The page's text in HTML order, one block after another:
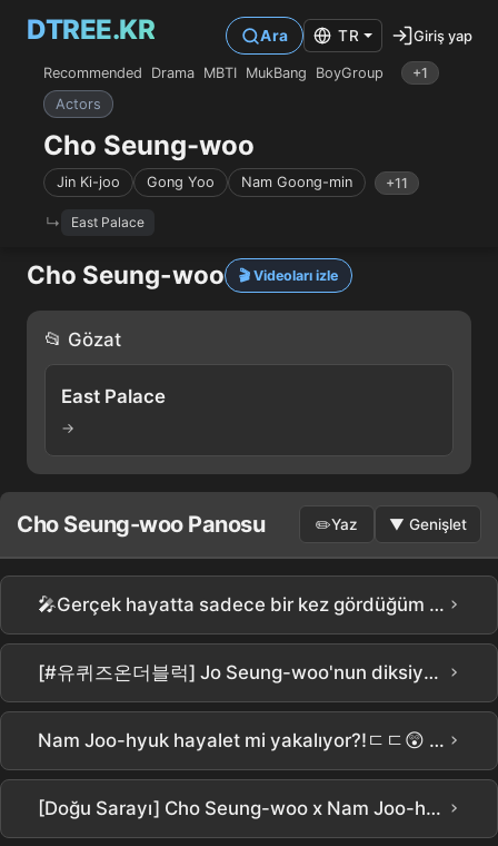
DTREE.KR
Recommended Drama MBTI MukBang BoyGroup
+1
Actors
Cho Seung-woo
Jin Ki-joo Gong Yoo Nam Goong-min +11
East Palace
Ara TR Giriş yap
Cho Seung-woo 🎬 Videoları izle
📂 Gözat
East Palace
→
Cho Seung-woo Panosu ✏️Yaz ▼ Genişlet
🎤Gerçek hayatta sadece bir kez gördüğüm Jo Seung-woo'yu seviyorum✨.#Düğün #DüğünSunucusu #Düğün #Sunucu #Sunum #Sunum #MC #Evlilik #JoSeungwoo #InsideMen #Tazza #Yerimi #Stranger ›
[#유퀴즈온더블럭] Jo Seung-woo'nun diksiyonu öne çıkan rolü 1. Seviye ㄷㄷ Jo Seung-woo, <비밀의 숲> dizisindeki Hwang Si-mok karakterinin oyunculuk perde arkasını kendisi açıklıyor 🤫🌳 ›
Nam Joo-hyuk hayalet mi yakalıyor?!ㄷㄷ😲 Netflix [Donggung] Tanıtım Fragmanı Yayınlandı #남주혁 #но윤서 #조승우 #장영남 #namjoohyuk ›
[Doğu Sarayı] Cho Seung-woo x Nam Joo-hyuk ortalığı yıktı.. Tüyler ürpertici detaylarㄷㄷ Netflix yeni yapımı [Doğu Sarayı] tanıtımının detaylı analizi! Bunda ilginç olan her şey var, değil mi??? #the east palace #netflix ›